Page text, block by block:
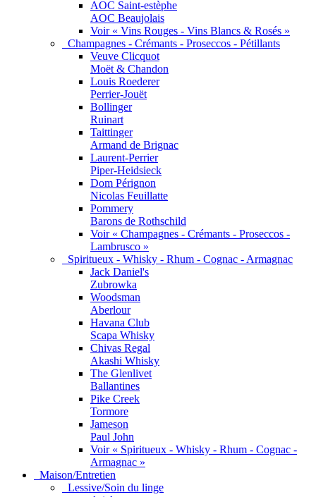
AOC Saint-estèphe
AOC Beaujolais
Voir « Vins Rouges - Vins Blancs & Rosés »
Champagnes - Crémants - Proseccos - Pétillants
Veuve Clicquot
Moët & Chandon
Louis Roederer
Perrier-Jouët
Bollinger
Ruinart
Taittinger
Armand de Brignac
Laurent-Perrier
Piper-Heidsieck
Dom Pérignon
Nicolas Feuillatte
Pommery
Barons de Rothschild
Voir « Champagnes - Crémants - Proseccos -
Lambrusco »
Spiritueux - Whisky - Rhum - Cognac - Armagnac
Jack Daniel's
Zubrowka
Woodsman
Aberlour
Havana Club
Scapa Whisky
Chivas Regal
Akashi Whisky
The Glenlivet
Ballantines
Pike Creek
Tormore
Jameson
Paul John
Voir « Spiritueux - Whisky - Rhum - Cognac -
Armagnac »
Maison/Entretien
Lessive/Soin du linge